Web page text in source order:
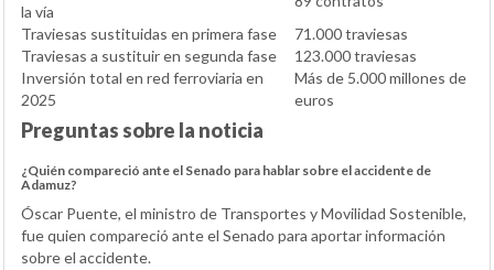
la vía
Traviesas sustituidas en primera fase
71.000 traviesas
Traviesas a sustituir en segunda fase
123.000 traviesas
Inversión total en red ferroviaria en
2025
Más de 5.000 millones de
euros
Preguntas sobre la noticia
¿Quién compareció ante el Senado para hablar sobre el accidente de
Adamuz?
Óscar Puente, el ministro de Transportes y Movilidad Sostenible,
fue quien compareció ante el Senado para aportar información
sobre el accidente.